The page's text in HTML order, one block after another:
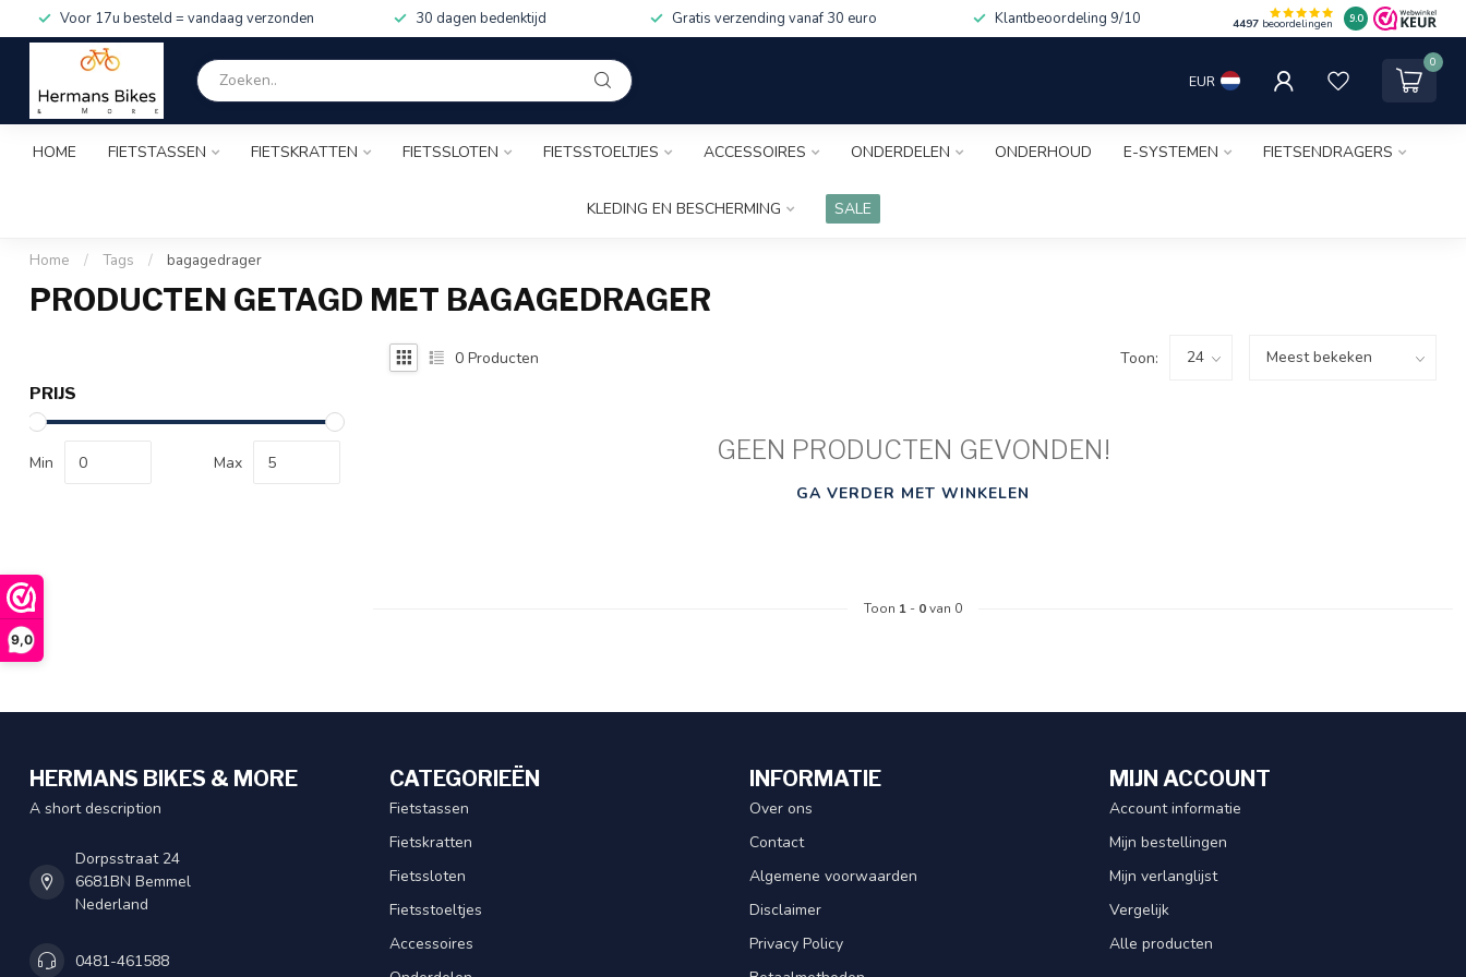
9,0
Voor 17u besteld = vandaag verzonden 30 dagen bedenktijd Gratis verzending vanaf 30 euro Klantbeoordeling 9/10 4497beoordelingen 9.0
EUR
0
HOME FIETSTASSEN FIETSKRATTEN FIETSSLOTEN FIETSSTOELTJES ACCESSOIRES ONDERDELEN ONDERHOUD E-SYSTEMEN FIETSENDRAGERS
KLEDING EN BESCHERMING SALE
Home / Tags / bagagedrager
PRODUCTEN GETAGD MET BAGAGEDRAGER
PRIJS
Min Max
0 Producten Toon:
GEEN PRODUCTEN GEVONDEN!
GA VERDER MET WINKELEN
Toon 1 - 0van 0
HERMANS BIKES & MORE
A short description
Dorpsstraat 24
6681BN Bemmel
Nederland
0481-461588
CATEGORIEËN
Fietstassen
Fietskratten
Fietssloten
Fietsstoeltjes
Accessoires
INFORMATIE
Over ons
Contact
Algemene voorwaarden
Disclaimer
Privacy Policy
MIJN ACCOUNT
Account informatie
Mijn bestellingen
Mijn verlanglijst
Vergelijk
Alle producten